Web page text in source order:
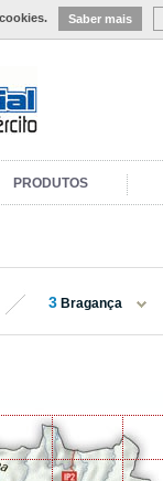
Saber mais
PRODUTOS
3 Bragança